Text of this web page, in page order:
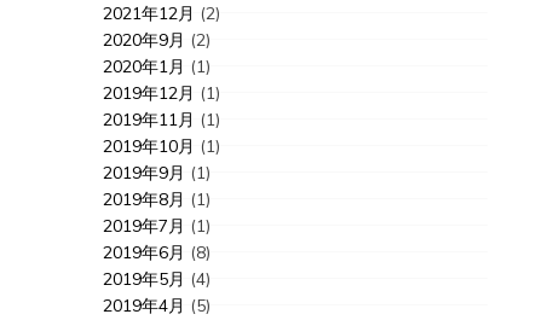
2021年12月 (2)
2020年9月 (2)
2020年1月 (1)
2019年12月 (1)
2019年11月 (1)
2019年10月 (1)
2019年9月 (1)
2019年8月 (1)
2019年7月 (1)
2019年6月 (8)
2019年5月 (4)
2019年4月 (5)